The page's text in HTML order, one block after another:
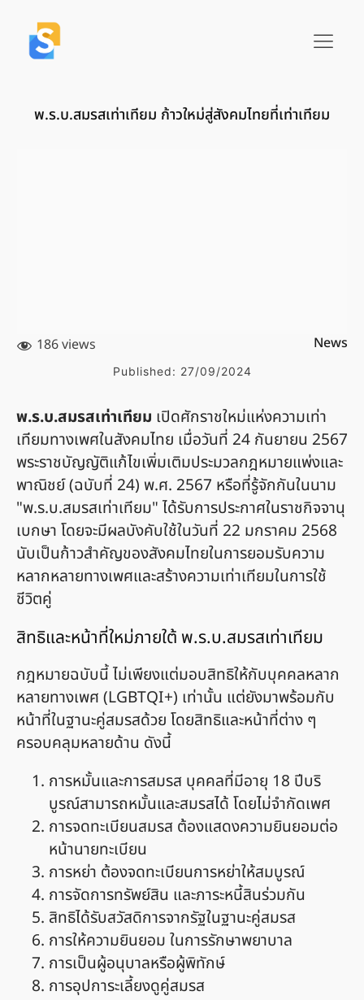
พ.ร.บ.สมรสเท่าเทียม ก้าวใหม่สู่สังคมไทยที่เท่าเทียม
186 views News
Published: 27/09/2024
พ.ร.บ.สมรสเท่าเทียม เปิดศักราชใหม่แห่งความเท่า
เทียมทางเพศในสังคมไทย เมื่อวันที่ 24 กันยายน 2567
พระราชบัญญัติแก้ไขเพิ่มเติมประมวลกฎหมายแพ่งและ
พาณิชย์ (ฉบับที่ 24) พ.ศ. 2567 หรือที่รู้จักกันในนาม
"พ.ร.บ.สมรสเท่าเทียม" ได้รับการประกาศในราชกิจจานุ
เบกษา โดยจะมีผลบังคับใช้ในวันที่ 22 มกราคม 2568
นับเป็นก้าวสำคัญของสังคมไทยในการยอมรับความ
หลากหลายทางเพศและสร้างความเท่าเทียมในการใช้
ชีวิตคู่
สิทธิและหน้าที่ใหม่ภายใต้ พ.ร.บ.สมรสเท่าเทียม
กฎหมายฉบับนี้ ไม่เพียงแต่มอบสิทธิให้กับบุคคลหลาก
หลายทางเพศ (LGBTQI+) เท่านั้น แต่ยังมาพร้อมกับ
หน้าที่ในฐานะคู่สมรสด้วย โดยสิทธิและหน้าที่ต่าง ๆ
ครอบคลุมหลายด้าน ดังนี้
การหมั้นและการสมรส บุคคลที่มีอายุ 18 ปีบริ
บูรณ์สามารถหมั้นและสมรสได้ โดยไม่จำกัดเพศ
การจดทะเบียนสมรส ต้องแสดงความยินยอมต่อ
หน้านายทะเบียน
การหย่า ต้องจดทะเบียนการหย่าให้สมบูรณ์
การจัดการทรัพย์สิน และภาระหนี้สินร่วมกัน
สิทธิได้รับสวัสดิการจากรัฐในฐานะคู่สมรส
การให้ความยินยอม ในการรักษาพยาบาล
การเป็นผู้อนุบาลหรือผู้พิทักษ์
การอุปการะเลี้ยงดูคู่สมรส